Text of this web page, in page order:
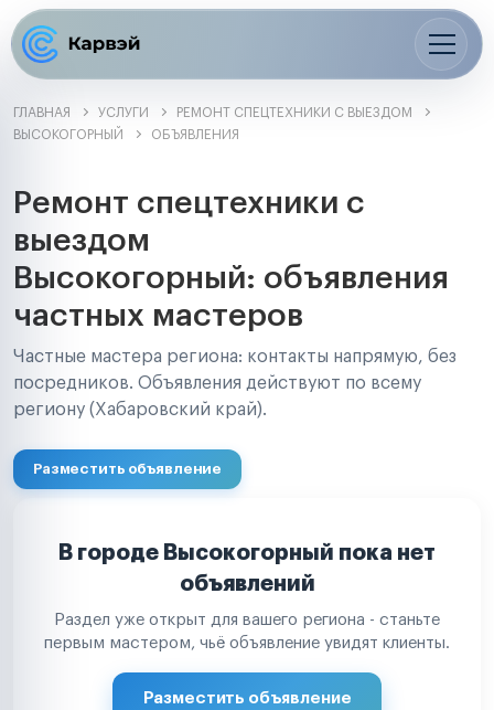
ГЛАВНАЯ УСЛУГИ
РЕМОНТ СПЕЦТЕХНИКИ С ВЫЕЗДОМ
ВЫСОКОГОРНЫЙ
ОБЪЯВЛЕНИЯ
Ремонт спецтехники с
выездом
Высокогорный: объявления
частных мастеров
Частные мастера региона: контакты напрямую, без
посредников. Объявления действуют по всему
региону (Хабаровский край).
Разместить объявление
В городе Высокогорный пока нет
объявлений
Раздел уже открыт для вашего региона - станьте
первым мастером, чьё объявление увидят клиенты.
Разместить объявление